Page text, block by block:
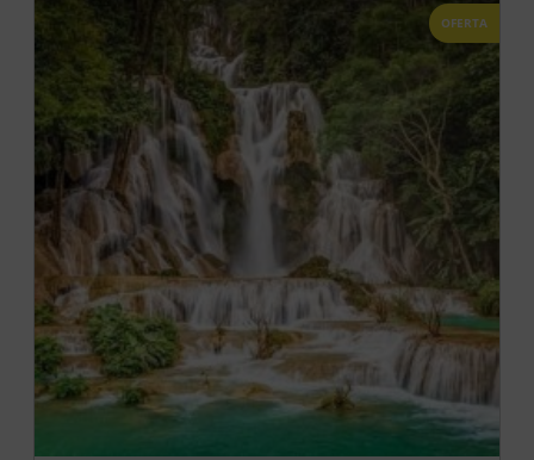
OFERTA